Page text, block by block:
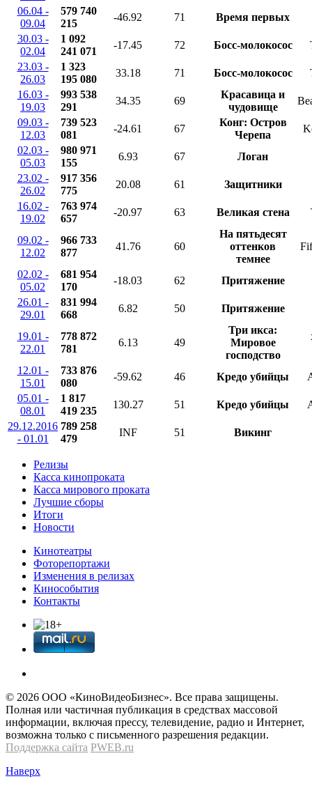
06.04 -
09.04
579 740
215
-46.92 71
Время первых
30.03 -
02.04
1 092
241 071
-17.45 72 Босс-молокосос
23.03 -
26.03
1 323
195 080
33.18 71 Босс-молокосос
16.03 -
19.03
993 538
291
34.35 69
Красавица и
чудовище
09.03 -
12.03
739 523
081
-24.61 67
Конг: Остров
Черепа
02.03 -
05.03
980 971
155
6.93 67
Логан
23.02 -
26.02
917 356
775
20.08 61
Защитники
16.02 -
19.02
763 974
657
-20.97 63 Великая стена
09.02 -
12.02
966 733
877
41.76 60
На пятьдесят
оттенков
темнее
02.02 -
05.02
681 954
170
-18.03 62
Притяжение
26.01 -
29.01
831 994
668
6.82 50 Притяжение
19.01 -
22.01
778 872
781
6.13 49
Три икса:
Мировое
господство
12.01 -
15.01
733 876
080
-59.62 46 Кредо убийцы
05.01 -
08.01
1 817
419 235
130.27 51 Кредо убийцы
29.12.2016
- 01.01
789 258
479
INF 51 Викинг
Релизы
Касса кинопроката
Касса мирового проката
Лучшие сборы
Итоги
Новости
Кинотеатры
Фоторепортажи
Изменения в релизах
Кинособытия
Контакты
© 2026 OOО «КиноВидеоБизнес». Все права защищены.
Полная или частичная публикация в средствах массовой
информации, включая прессу, телевидение, радио и Интернет,
возможна только с письменного разрешения редакции.
Поддержка сайта PWEB.ru
Наверх